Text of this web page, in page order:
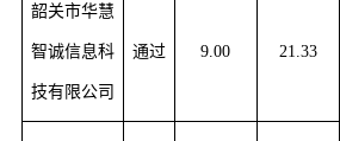
韶关市华慧
智诚信息科
技有限公司
通过 9.00 21.33